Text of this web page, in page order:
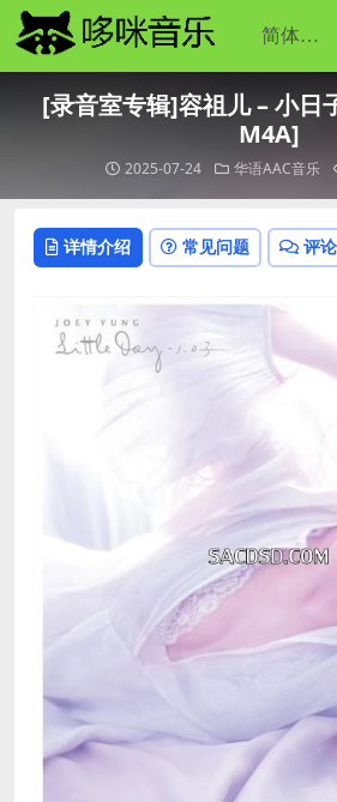
[录音室专辑]容祖儿 – 小
M4A]
2025-07-24 华语AAC音乐
详情介绍 常见问题 评